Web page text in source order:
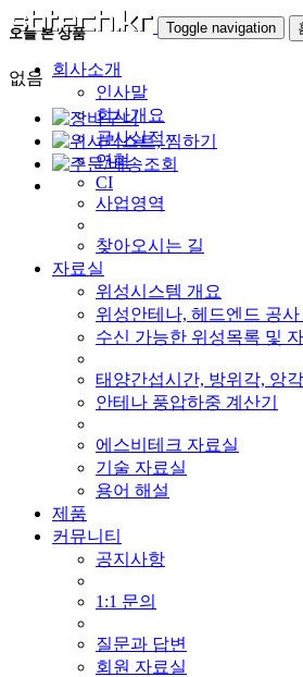
Toggle navigation
회사소개
인사말
회사개요
공사실적
연혁
CI
사업영역
찾아오시는 길
자료실
위성시스템 개요
위성안테나, 헤드엔드 공사
수신 가능한 위성목록 및
태양간섭시간, 방위각, 앙
안테나 풍압하중 계산기
에스비테크 자료실
기술 자료실
용어 해설
제품
커뮤니티
공지사항
1:1 문의
질문과 답변
회원 자료실
오늘 본 상품
없음